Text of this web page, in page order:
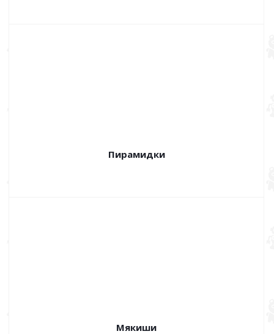
Пирамидки
Мякиши